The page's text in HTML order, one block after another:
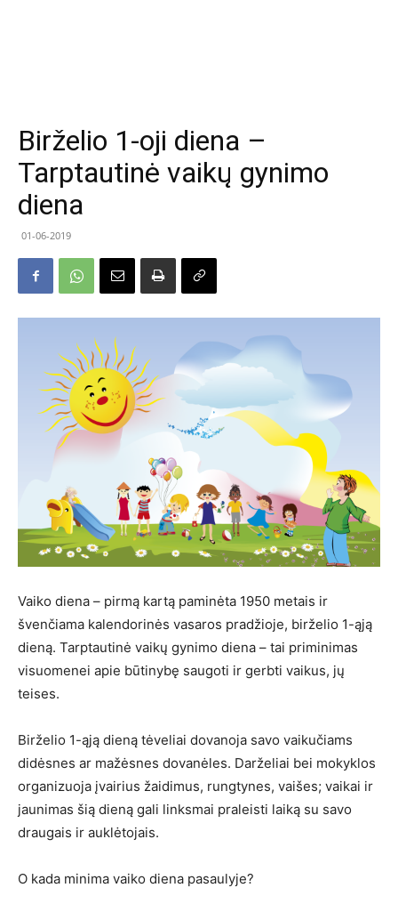
Birželio 1-oji diena –
Tarptautinė vaikų gynimo
diena
01-06-2019
Vaiko diena – pirmą kartą paminėta 1950 metais ir
švenčiama kalendorinės vasaros pradžioje, birželio 1-ąją
dieną. Tarptautinė vaikų gynimo diena – tai priminimas
visuomenei apie būtinybę saugoti ir gerbti vaikus, jų
teises.
Birželio 1-ąją dieną tėveliai dovanoja savo vaikučiams
didėsnes ar mažėsnes dovanėles. Darželiai bei mokyklos
organizuoja įvairius žaidimus, rungtynes, vaišes; vaikai ir
jaunimas šią dieną gali linksmai praleisti laiką su savo
draugais ir auklėtojais.
O kada minima vaiko diena pasaulyje?